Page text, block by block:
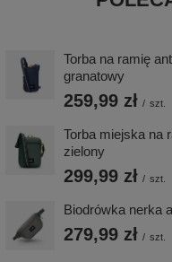
Torba na ramię
granatowy
259,99 zł / szt.
Torba miejska na
zielony
299,99 zł / szt.
Biodrówka nerka
279,99 zł / szt.